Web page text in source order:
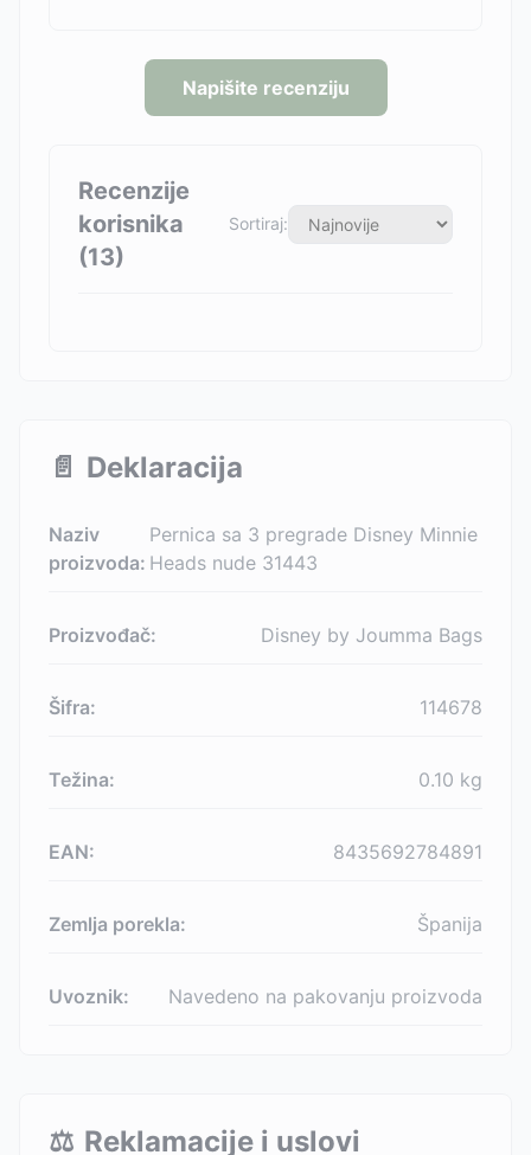
Napišite recenziju
Recenzije
korisnika
(13)
Sortiraj:
📄 Deklaracija
Naziv
proizvoda:
Pernica sa 3 pregrade Disney Minnie
Heads nude 31443
Proizvođač: Disney by Joumma Bags
Šifra: 114678
Težina: 0.10 kg
EAN: 8435692784891
Zemlja porekla: Španija
Uvoznik: Navedeno na pakovanju proizvoda
⚖️ Reklamacije i uslovi